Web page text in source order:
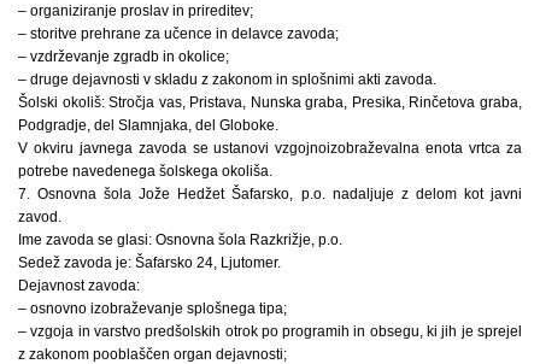
– organiziranje proslav in prireditev;
– storitve prehrane za učence in delavce zavoda;
– vzdrževanje zgradb in okolice;
– druge dejavnosti v skladu z zakonom in splošnimi akti zavoda.
Šolski okoliš: Stročja vas, Pristava, Nunska graba, Presika, Rinčetova graba,
Podgradje, del Slamnjaka, del Globoke.
V okviru javnega zavoda se ustanovi vzgojnoizobraževalna enota vrtca za
potrebe navedenega šolskega okoliša.
7. Osnovna šola Jože Hedžet Šafarsko, p.o. nadaljuje z delom kot javni
zavod.
Ime zavoda se glasi: Osnovna šola Razkrižje, p.o.
Sedež zavoda je: Šafarsko 24, Ljutomer.
Dejavnost zavoda:
– osnovno izobraževanje splošnega tipa;
– vzgoja in varstvo predšolskih otrok po programih in obsegu, ki jih je sprejel
z zakonom pooblaščen organ dejavnosti;